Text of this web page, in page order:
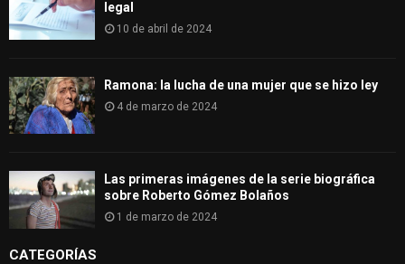
legal
10 de abril de 2024
Ramona: la lucha de una mujer que se hizo ley
4 de marzo de 2024
Las primeras imágenes de la serie biográfica
sobre Roberto Gómez Bolaños
1 de marzo de 2024
CATEGORÍAS